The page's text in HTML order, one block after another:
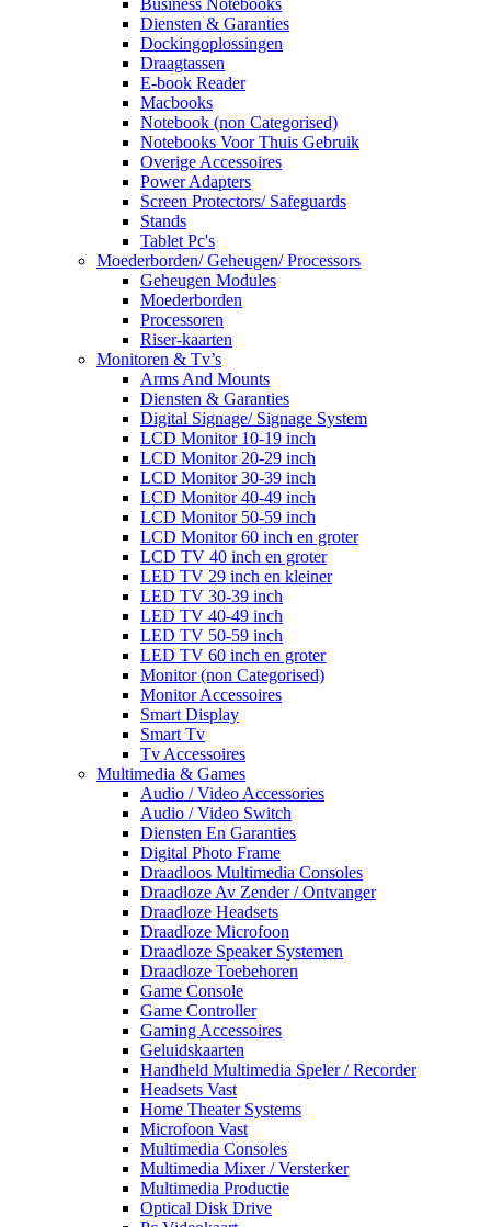
Diensten & Garanties
Dockingoplossingen
Draagtassen
E-book Reader
Macbooks
Notebook (non Categorised)
Notebooks Voor Thuis Gebruik
Overige Accessoires
Power Adapters
Screen Protectors/ Safeguards
Stands
Tablet Pc's
Moederborden/ Geheugen/ Processors
Geheugen Modules
Moederborden
Processoren
Riser-kaarten
Monitoren & Tv’s
Arms And Mounts
Diensten & Garanties
Digital Signage/ Signage System
LCD Monitor 10-19 inch
LCD Monitor 20-29 inch
LCD Monitor 30-39 inch
LCD Monitor 40-49 inch
LCD Monitor 50-59 inch
LCD Monitor 60 inch en groter
LCD TV 40 inch en groter
LED TV 29 inch en kleiner
LED TV 30-39 inch
LED TV 40-49 inch
LED TV 50-59 inch
LED TV 60 inch en groter
Monitor (non Categorised)
Monitor Accessoires
Smart Display
Smart Tv
Tv Accessoires
Multimedia & Games
Audio / Video Accessories
Audio / Video Switch
Diensten En Garanties
Digital Photo Frame
Draadloos Multimedia Consoles
Draadloze Av Zender / Ontvanger
Draadloze Headsets
Draadloze Microfoon
Draadloze Speaker Systemen
Draadloze Toebehoren
Game Console
Game Controller
Gaming Accessoires
Geluidskaarten
Handheld Multimedia Speler / Recorder
Headsets Vast
Home Theater Systems
Microfoon Vast
Multimedia Consoles
Multimedia Mixer / Versterker
Multimedia Productie
Optical Disk Drive